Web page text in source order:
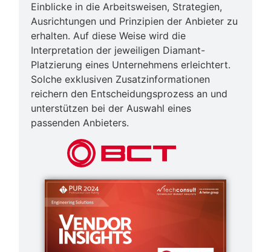
Einblicke in die Arbeitsweisen, Strategien,
Ausrichtungen und Prinzipien der Anbieter zu
erhalten. Auf diese Weise wird die
Interpretation der jeweiligen Diamant-
Platzierung eines Unternehmens erleichtert.
Solche exklusiven Zusatzinformationen
reichern den Entscheidungsprozess an und
unterstützen bei der Auswahl eines
passenden Anbieters.